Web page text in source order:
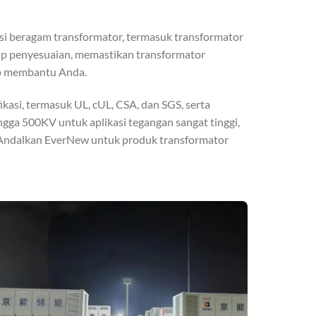
beragam transformator, termasuk transformator
penyesuaian, memastikan transformator
membantu Anda.
termasuk UL, cUL, CSA, dan SGS, serta
500KV untuk aplikasi tegangan sangat tinggi,
EverNew untuk produk transformator